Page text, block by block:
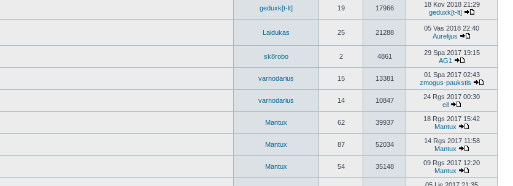
geduxk[t-lt] 19 17966
18 Kov 2018 21:29
geduxk[t-lt]
Laidukas 25 21288
05 Vas 2018 22:40
Aurelijus
sk8robo 2 4861
29 Spa 2017 19:15
AG1
varnodarius 15 13381
01 Spa 2017 02:43
zmogus-paukstis
varnodarius 14 10847
24 Rgs 2017 00:30
eil
Mantux 62 39937
18 Rgs 2017 15:42
Mantux
Mantux 87 52034
14 Rgs 2017 11:58
Mantux
Mantux 54 35148
09 Rgs 2017 12:20
Mantux